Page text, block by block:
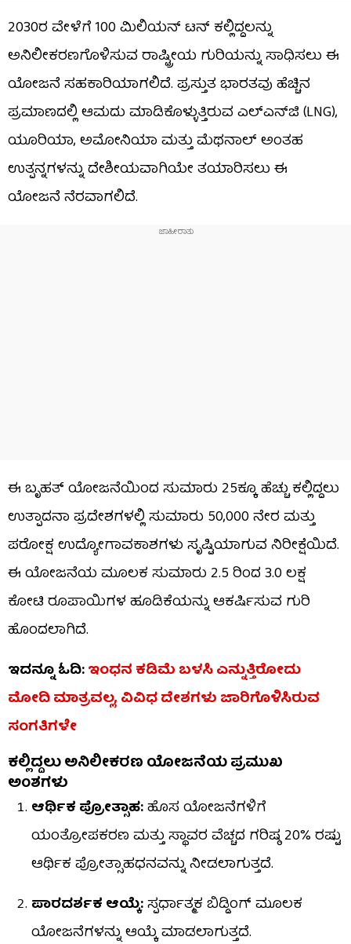
2030ರ ವೇಳೆಗೆ 100 ಮಿಲಿಯನ್ ಟನ್ ಕಲ್ಲಿದ್ದಲನ್ನು
ಅನಿಲೀಕರಣಗೊಳಿಸುವ ರಾಷ್ಟ್ರೀಯ ಗುರಿಯನ್ನು ಸಾಧಿಸಲು ಈ
ಯೋಜನೆ ಸಹಕಾರಿಯಾಗಲಿದೆ. ಪ್ರಸ್ತುತ ಭಾರತವು ಹೆಚ್ಚಿನ
ಪ್ರಮಾಣದಲ್ಲಿ ಆಮದು ಮಾಡಿಕೊಳ್ಳುತ್ತಿರುವ ಎಲ್‌ಎನ್‌ಜಿ (LNG),
ಯೂರಿಯಾ, ಅಮೋನಿಯಾ ಮತ್ತು ಮೆಥನಾಲ್ ಅಂತಹ
ಉತ್ಪನ್ನಗಳನ್ನು ದೇಶೀಯವಾಗಿಯೇ ತಯಾರಿಸಲು ಈ
ಯೋಜನೆ ನೆರವಾಗಲಿದೆ.
ಈ ಬೃಹತ್ ಯೋಜನೆಯಿಂದ ಸುಮಾರು 25ಕ್ಕೂ ಹೆಚ್ಚು ಕಲ್ಲಿದ್ದಲು
ಉತ್ಪಾದನಾ ಪ್ರದೇಶಗಳಲ್ಲಿ ಸುಮಾರು 50,000 ನೇರ ಮತ್ತು
ಪರೋಕ್ಷ ಉದ್ಯೋಗಾವಕಾಶಗಳು ಸೃಷ್ಟಿಯಾಗುವ ನಿರೀಕ್ಷೆಯಿದೆ.
ಈ ಯೋಜನೆಯ ಮೂಲಕ ಸುಮಾರು 2.5 ರಿಂದ 3.0 ಲಕ್ಷ
ಕೋಟಿ ರೂಪಾಯಿಗಳ ಹೂಡಿಕೆಯನ್ನು ಆಕರ್ಷಿಸುವ ಗುರಿ
ಹೊಂದಲಾಗಿದೆ.
ಇದನ್ನೂ ಓದಿ:ಇಂಧನ ಕಡಿಮೆ ಬಳಸಿ ಎನ್ನುತ್ತಿರೋದು
ಮೋದಿ ಮಾತ್ರವಲ್ಲ, ವಿವಿಧ ದೇಶಗಳು ಜಾರಿಗೊಳಿಸಿರುವ
ಸಂಗತಿಗಳೇ
ಕಲ್ಲಿದ್ದಲು ಅನಿಲೀಕರಣ ಯೋಜನೆಯ ಪ್ರಮುಖ
ಅಂಶಗಳು
ಆರ್ಥಿಕ ಪ್ರೋತ್ಸಾಹ:ಹೊಸ ಯೋಜನೆಗಳಿಗೆ
ಯಂತ್ರೋಪಕರಣ ಮತ್ತು ಸ್ಥಾವರ ವೆಚ್ಚದ ಗರಿಷ್ಠ 20% ರಷ್ಟು
ಆರ್ಥಿಕ ಪ್ರೋತ್ಸಾಹಧನವನ್ನು ನೀಡಲಾಗುತ್ತದೆ.
ಪಾರದರ್ಶಕ ಆಯ್ಕೆ:ಸ್ಪರ್ಧಾತ್ಮಕ ಬಿಡ್ಡಿಂಗ್ ಮೂಲಕ
ಯೋಜನೆಗಳನ್ನು ಆಯ್ಕೆ ಮಾಡಲಾಗುತ್ತದೆ.